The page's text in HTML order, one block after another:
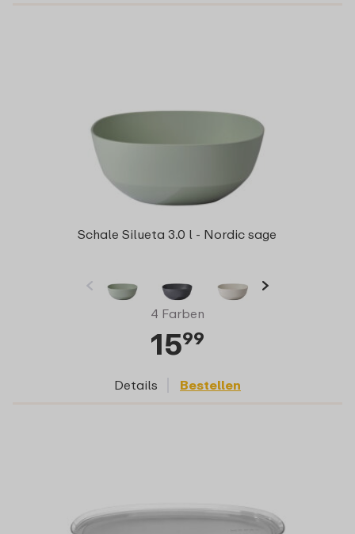
Schale Silueta 3.0 l - Nordic sage
4 Farben
1599
Details Bestellen